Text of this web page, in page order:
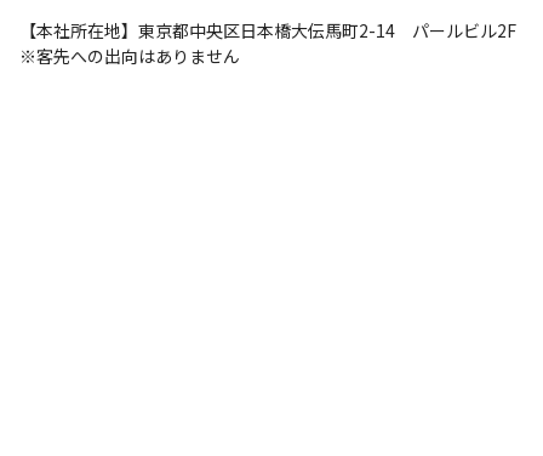
【本社所在地】東京都中央区日本橋大伝馬町2-14　パールビル2F
※客先への出向はありません